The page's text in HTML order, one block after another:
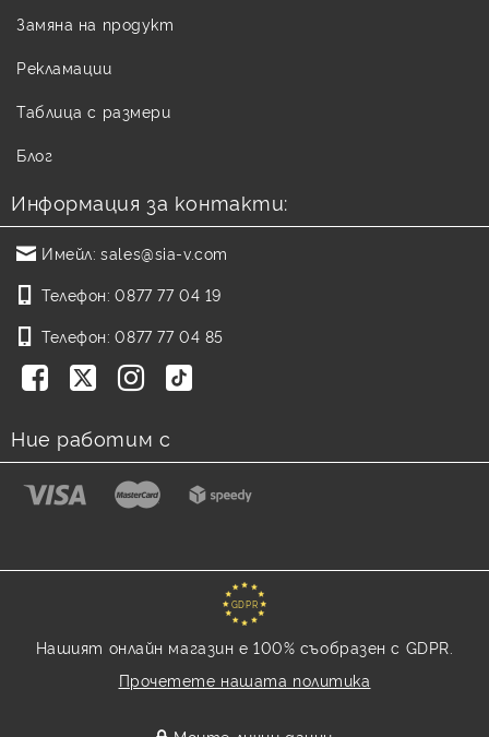
Замяна на продукт
Рекламации
Таблица с размери
Блог
Информация за контакти:
Имейл: sales@sia-v.com
Телефон: 0877 77 04 19
Телефон: 0877 77 04 85
Ние работим с
GDPR
Нашият онлайн магазин е 100% съобразен с GDPR.
Прочетете нашата политика